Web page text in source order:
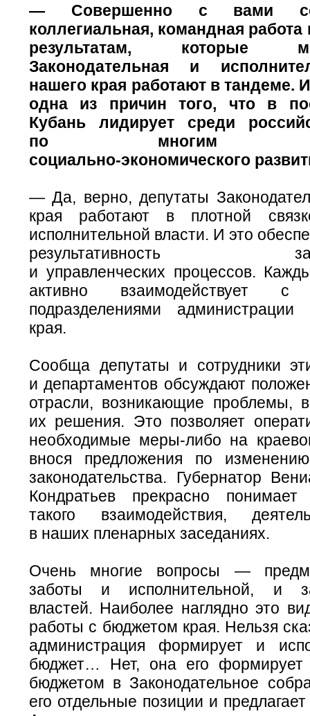
— Совершенно с вами
коллегиальная, командная работа
результатам,
Законодательная и
нашего края работают в тандеме.
одна из причин того, что в
Кубань лидирует среди
по многим
социально-экономического
— Да, верно, депутаты
края работают в плотной
исполнительной власти. И это
результативность
и управленческих процессов.
активно взаимодействует с
подразделениями администрации
края.
Сообща депутаты и сотрудники
и департаментов обсуждают
отрасли, возникающие проблемы,
их решения. Это позволяет
необходимые меры-либо на
внося предложения по
законодательства. Губернатор
Кондратьев прекрасно понимает
такого взаимодействия,
в наших пленарных заседаниях.
Очень многие вопросы —
заботы и исполнительной, и
властей. Наиболее наглядно это
работы с бюджетом края. Нельзя
администрация формирует и
бюджет… Нет, она его
бюджетом в Законодательное
его отдельные позиции и